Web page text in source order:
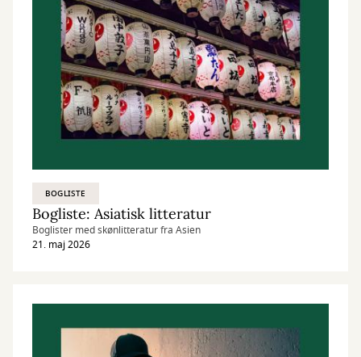
BOGLISTE
Bogliste: Asiatisk litteratur
Boglister med skønlitteratur fra Asien
21. maj 2026